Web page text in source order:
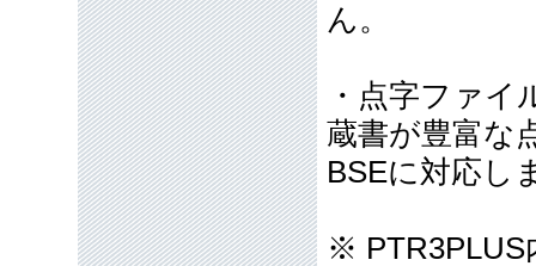
ん。
・点字ファイ
蔵書が豊富な
BSEに対応し
※ PTR3PLUS